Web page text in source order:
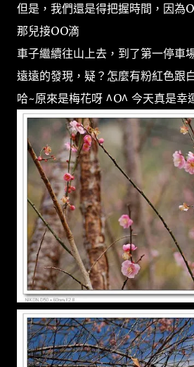
但是，我們還是得把握時間，因為
那兒接OO滴
車子繼續往山上去，到了第一停車
遠遠的發現，疑？怎麼有粉紅色跟
哈~原來是梅花呀 ^O^ 今天真是幸